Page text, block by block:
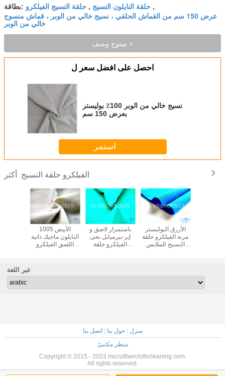
بطاقة: حلقة النسيج الفيلكرو , حلقة النايلون النسيج ,
عرض 150 سم من القماش الحلقي ، نسيج خالي من الوبر ، قماش منسوج
خالي من الوبر
منتوج وصف >
احصل على افضل سعر ل
نسيج خالي من الوبر 100٪ بوليستر
بعرض 150 سم
استمر
الفيلكرو حلقة النسيج
1005 الأبيض
النايلون ماجيك ذاتية
اللصق الفيلكرو
باستمرار لاصق و
إير-بيرميابل نحى
الفيلكرو حلقة
الأزرق البوليستر
مرنة الفيلكرو حلقة
النسيج للملابس
غير اللغة
منزل |حول بنا |اتصل بنا
منظر مكتبيّ
Copyright © 2015 - 2023 microfiberclothcleaning.com.
All rights reserved.